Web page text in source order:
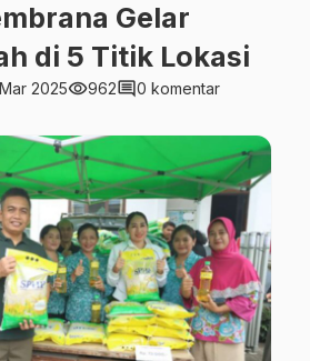
Gelar
di 5 Titik Lokasi
2025visibility962comment0 komentar